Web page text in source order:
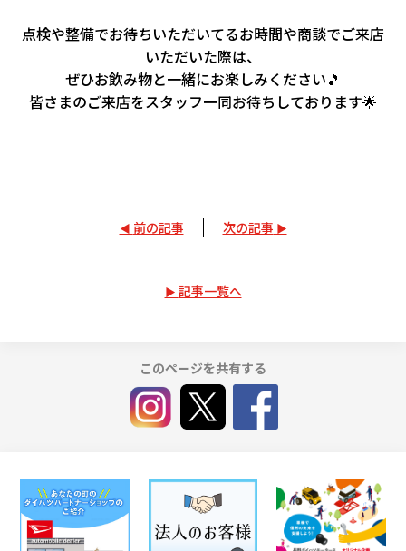
点検や整備でお待ちいただいてるお時間や商談でご来店
いただいた際は、
ぜひお飲み物と一緒にお楽しみください🎵
皆さまのご来店をスタッフ一同お待ちしております🌟
前の記事 次の記事
記事一覧へ
このページを共有する